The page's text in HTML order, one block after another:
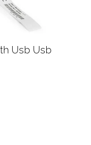
Usb Usb